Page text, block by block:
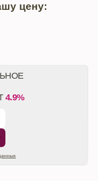
цену:
4.9%